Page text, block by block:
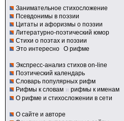
Занимательное стихосложение
Псевдонимы в поэзии
Цитаты и афоризмы о поэзии
Литературно-поэтический юмор
Стихи о поэтах и поэзии
Это интересно О рифме
Экспресс-анализ стихов on-line
Поэтический календарь
Словарь популярных рифм
Рифмы к словам и рифмы к именам
О рифме и стихосложении в сети
О сайте и авторе